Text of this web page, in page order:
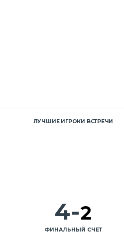
ЛУЧШИЕ ИГРОКИ ВСТРЕЧИ
4-2
ФИНАЛЬНЫЙ СЧЕТ